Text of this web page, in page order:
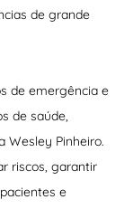
de grande
de emergência e
de saúde,
Wesley Pinheiro.
riscos, garantir
e